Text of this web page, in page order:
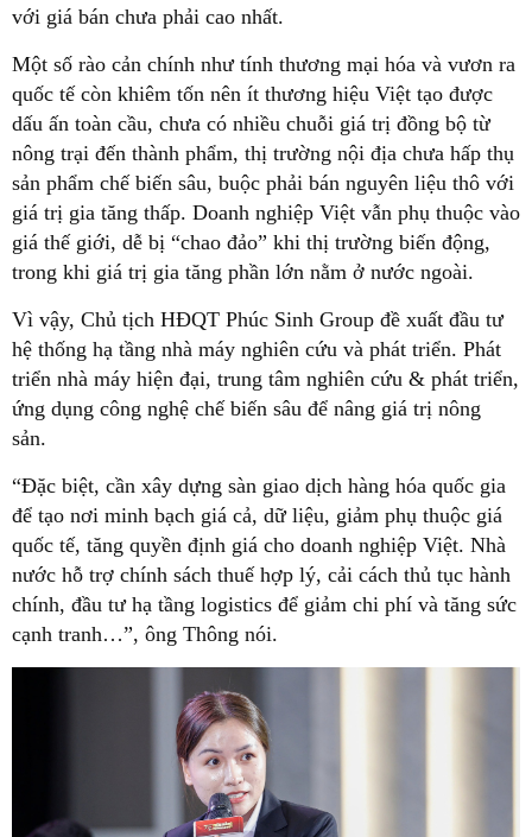
với giá bán chưa phải cao nhất.
Một số rào cản chính như tính thương mại hóa và vươn ra
quốc tế còn khiêm tốn nên ít thương hiệu Việt tạo được
dấu ấn toàn cầu, chưa có nhiều chuỗi giá trị đồng bộ từ
nông trại đến thành phẩm, thị trường nội địa chưa hấp thụ
sản phẩm chế biến sâu, buộc phải bán nguyên liệu thô với
giá trị gia tăng thấp. Doanh nghiệp Việt vẫn phụ thuộc vào
giá thế giới, dễ bị “chao đảo” khi thị trường biến động,
trong khi giá trị gia tăng phần lớn nằm ở nước ngoài.
Vì vậy, Chủ tịch HĐQT Phúc Sinh Group đề xuất đầu tư
hệ thống hạ tầng nhà máy nghiên cứu và phát triển. Phát
triển nhà máy hiện đại, trung tâm nghiên cứu & phát triển,
ứng dụng công nghệ chế biến sâu để nâng giá trị nông
sản.
“Đặc biệt, cần xây dựng sàn giao dịch hàng hóa quốc gia
để tạo nơi minh bạch giá cả, dữ liệu, giảm phụ thuộc giá
quốc tế, tăng quyền định giá cho doanh nghiệp Việt. Nhà
nước hỗ trợ chính sách thuế hợp lý, cải cách thủ tục hành
chính, đầu tư hạ tầng logistics để giảm chi phí và tăng sức
cạnh tranh…”, ông Thông nói.